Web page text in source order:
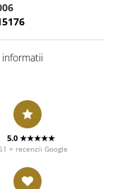
5.0 ★★★★★
+ recenzii Google